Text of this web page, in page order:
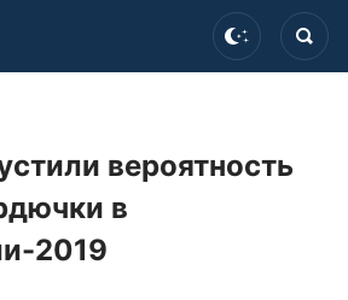
вероятность
в
2019